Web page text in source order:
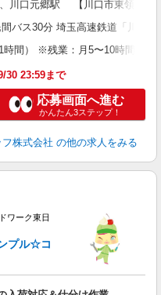
、川口元郷駅 【川口市東領家
バス30分 埼玉高速鉄道「川口
時間） ※残業：月5〜10時間程
30 23:59まで
応募画面へ進む
かんたん3ステップ！
株式会社 の他の求人をみる
ワーク東日
プル☆コ